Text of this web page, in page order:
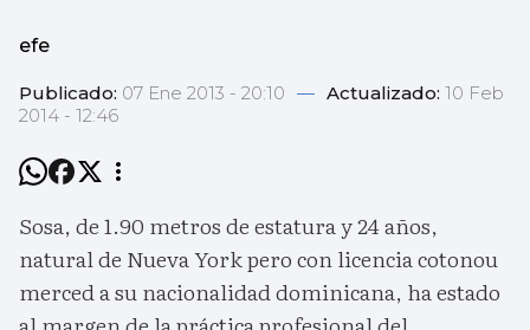
efe
Publicado: 07 Ene 2013 - 20:10 — Actualizado: 10 Feb
2014 - 12:46
Sosa, de 1.90 metros de estatura y 24 años,
natural de Nueva York pero con licencia cotonou
merced a su nacionalidad dominicana, ha estado